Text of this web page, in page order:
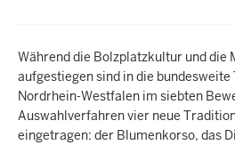
Während die Bolzplatzkultur und die
aufgestiegen sind in die
Nordrhein-Westfalen im siebten
Auswahlverfahren vier neue
eingetragen: der Blumenkorso, das